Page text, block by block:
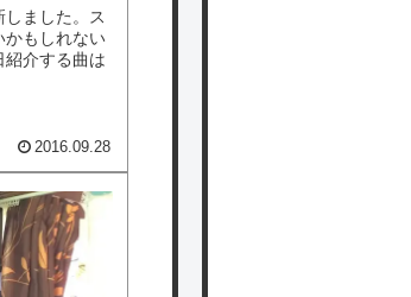
ました。ス
かもしれない
介する曲は
2016.09.28